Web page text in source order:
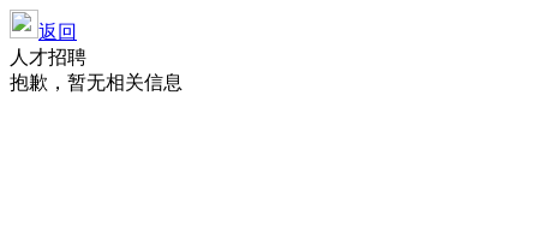
返回
人才招聘
抱歉，暂无相关信息